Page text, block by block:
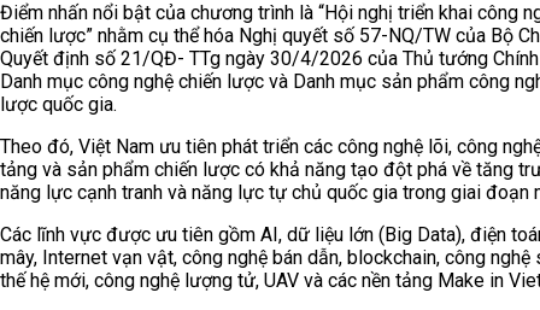
Điểm nhấn nổi bật của chương trình là “Hội nghị triển khai công
chiến lược” nhằm cụ thể hóa Nghị quyết số 57-NQ/TW của Bộ
Quyết định số 21/QĐ- TTg ngày 30/4/2026 của Thủ tướng
Danh mục công nghệ chiến lược và Danh mục sản phẩm công
lược quốc gia.
Theo đó, Việt Nam ưu tiên phát triển các công nghệ lõi, công
tảng và sản phẩm chiến lược có khả năng tạo đột phá về tăng
năng lực cạnh tranh và năng lực tự chủ quốc gia trong giai đoạn
Các lĩnh vực được ưu tiên gồm AI, dữ liệu lớn (Big Data), điện
mây, Internet vạn vật, công nghệ bán dẫn, blockchain, công nghệ
thế hệ mới, công nghệ lượng tử, UAV và các nền tảng Make in